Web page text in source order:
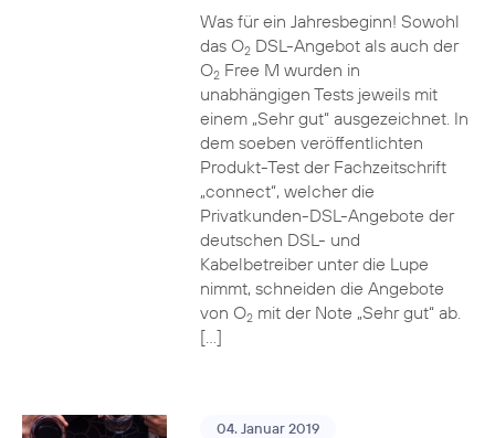
Was für ein Jahresbeginn! Sowohl
das O2DSL-Angebot als auch der
O2Free M wurden in
unabhängigen Tests jeweils mit
einem „Sehr gut“ ausgezeichnet. In
dem soeben veröffentlichten
Produkt-Test der Fachzeitschrift
„connect“, welcher die
Privatkunden-DSL-Angebote der
deutschen DSL- und
Kabelbetreiber unter die Lupe
nimmt, schneiden die Angebote
von O2mit der Note „Sehr gut“ ab.
[…]
04. Januar 2019